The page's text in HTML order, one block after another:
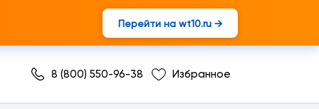
Перейти на wt10.ru →
8 (800) 550-96-38 Избранное